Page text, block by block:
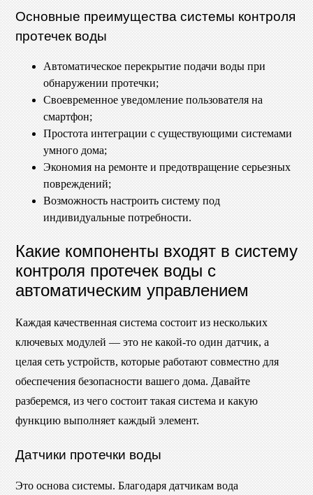
Основные преимущества системы контроля
протечек воды
Автоматическое перекрытие подачи воды при
обнаружении протечки;
Своевременное уведомление пользователя на
смартфон;
Простота интеграции с существующими системами
умного дома;
Экономия на ремонте и предотвращение серьезных
повреждений;
Возможность настроить систему под
индивидуальные потребности.
Какие компоненты входят в систему
контроля протечек воды с
автоматическим управлением
Каждая качественная система состоит из нескольких
ключевых модулей — это не какой-то один датчик, а
целая сеть устройств, которые работают совместно для
обеспечения безопасности вашего дома. Давайте
разберемся, из чего состоит такая система и какую
функцию выполняет каждый элемент.
Датчики протечки воды
Это основа системы. Благодаря датчикам вода